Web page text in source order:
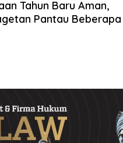
Tahun Baru Aman,
Pantau Beberapa